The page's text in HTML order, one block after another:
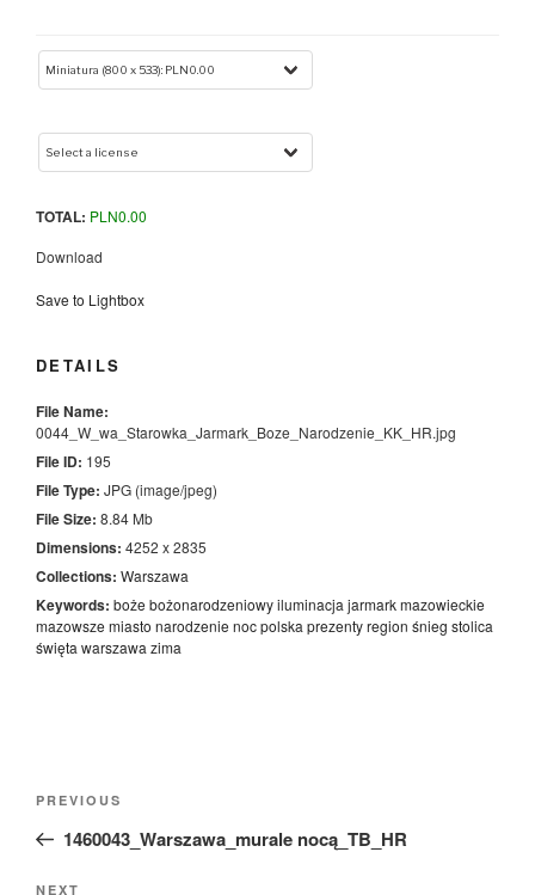
TOTAL: PLN0.00
Download
Save to Lightbox
DETAILS
File Name:
0044_W_wa_Starowka_Jarmark_Boze_Narodzenie_KK_HR.jpg
File ID: 195
File Type: JPG (image/jpeg)
File Size: 8.84 Mb
Dimensions: 4252 x 2835
Collections: Warszawa
Keywords: boże bożonarodzeniowyiluminacja jarmarkmazowieckie
mazowsze miasto narodzenie nocpolska prezentyregion śnieg stolica
święta warszawa zima
Previous
Post
PREVIOUS
1460043_Warszawa_murale nocą_TB_HR
NEXT